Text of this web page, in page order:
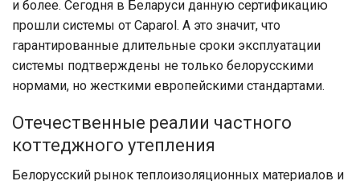
и более. Сегодня в Беларуси данную сертификацию
прошли системы от Caparol. А это значит, что
гарантированные длительные сроки эксплуатации
системы подтверждены не только белорусскими
нормами, но жесткими европейскими стандартами.
Отечественные реалии частного
коттеджного утепления
Белорусский рынок теплоизоляционных материалов и